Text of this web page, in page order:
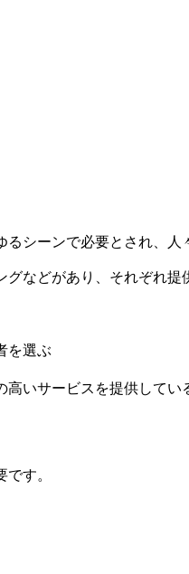
シーンで必要とされ、人
などがあり、それぞれ
を選ぶ
いサービスを提供してい
す。